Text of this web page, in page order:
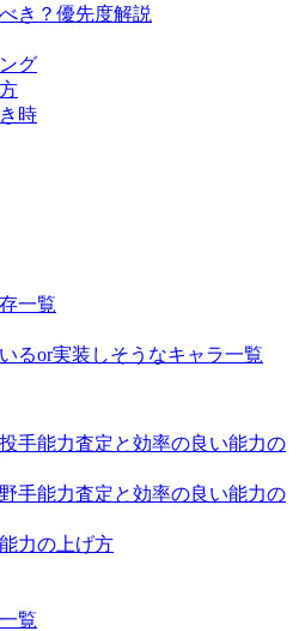
き？優先度解説
グ
時
一覧
るor実装しそうなキャラ一覧
手能力査定と効率の良い能力の
手能力査定と効率の良い能力の
力の上げ方
覧